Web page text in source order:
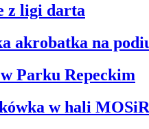
z ligi darta
akrobatka na
Parku Repeckim
w hali MOSiR